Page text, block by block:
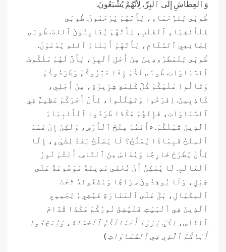
وَٱلْعِطَاشِ إِلَى ٱلْبِرِّ، لِأَنَّهُمْ يُشْبَعُونَ.
طُوبَى لِلرُّحَمَاءِ، لِأَنَّهُمْ يُرْحَمُونَ. طُوبَى
لِلْأَنْقِيَاءِ ٱلْقَلْبِ، لِأَنَّهُمْ يُعَايِنُونَ ٱللهَ. طُوبَى
لِصَانِعِي ٱلسَّلَامِ، لِأَنَّهُمْ أَبْنَاءَ ٱللهِ يُدْعَوْنَ.
طُوبَى لِلْمَطْرُودِينَ مِنْ أَجْلِ ٱلْبِرِّ، لِأَنَّ لَهُمْ مَلَكُوتَ
ٱلسَّمَاوَاتِ. طُوبَى لَكُمْ إِذَا عَيَّرُوكُمْ وَطَرَدُوكُمْ
وَقَالُوا عَلَيْكُمْ كُلَّ كَلِمَةٍ شِرِّيرَةٍ، مِنْ أَجْلِي،
كَاذِبِينَ. اِفْرَحُوا وَتَهَلَّلُوا، لِأَنَّ أَجْرَكُمْ عَظِيمٌ فِي
ٱلسَّمَاوَاتِ، فَإِنَّهُمْ هَكَذَا طَرَدُوا ٱلْأَنْبِيَاءَ
ٱلَّذِينَ قَبْلَكُمْ. «أَنْتُمْ مِلْحُ ٱلْأَرْضِ، وَلَكِنْ إِنْ فَسَدَ
ٱلْمِلْحُ فَبِمَاذَا يُمَلَّحُ؟ لَا يَصْلُحُ بَعْدُ لِشَيْءٍ، إِلَّا
لِأَنْ يُطْرَحَ خَارِجًا وَيُدَاسَ مِنَ ٱلنَّاسِ. أَنْتُمْ نُورُ
ٱلْعَالَمِ. لَا يُمْكِنُ أَنْ تُخْفَى مَدِينَةٌ مَوْضُوعَةٌ عَلَى
جَبَلٍ، وَلَا يُوقِدُونَ سِرَاجًا وَيَضَعُونَهُ تَحْتَ
ٱلْمِكْيَالِ، بَلْ عَلَى ٱلْمَنَارَةِ فَيُضِيءُ لِجَمِيعِ
ٱلَّذِينَ فِي ٱلْبَيْتِ. فَلْيُضِئْ نُورُكُمْ هَكَذَا قُدَّامَ
ٱلنَّاسِ، لِكَيْ يَرَوْا أَعْمَالَكُمُ ٱلْحَسَنَةَ، وَيُمَجِّدُوا
أَبَاكُمُ ٱلَّذِي فِي ٱلسَّمَاوَاتِ )